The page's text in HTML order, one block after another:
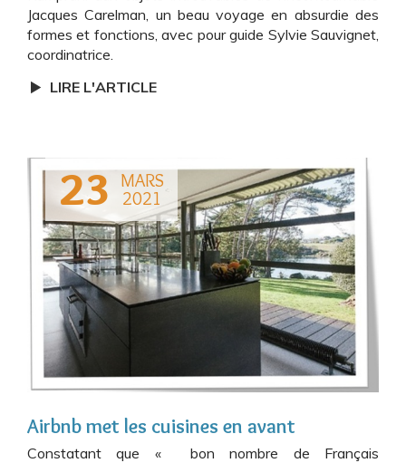
Jacques Carelman, un beau voyage en absurdie des
formes et fonctions, avec pour guide Sylvie Sauvignet,
coordinatrice.
LIRE L'ARTICLE
23
MARS
2021
Airbnb met les cuisines en avant
Constatant que « bon nombre de Français